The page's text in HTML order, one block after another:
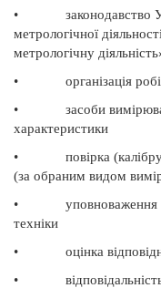
•
законодавство
метрологічної
метрологічну
•
організація
•
засоби
характеристики
•
повірка
(за обраним видом
•
уповноваження
техніки
•
оцінка
•